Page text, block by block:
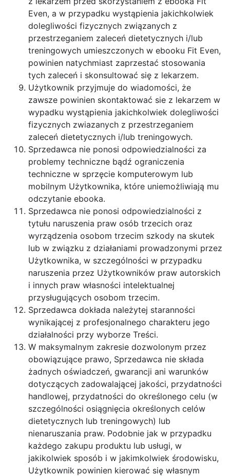
Even, a w przypadku wystąpienia jakichkolwiek
dolegliwości fizycznych związanych z
przestrzeganiem zaleceń dietetycznych i/lub
treningowych umieszczonych w ebooku Fit Even,
powinien natychmiast zaprzestać stosowania
tych zaleceń i skonsultować się z lekarzem.
Użytkownik przyjmuje do wiadomości, że
zawsze powinien skontaktować sie z lekarzem w
wypadku wystąpienia jakichkolwiek dolegliwości
fizycznych zwiazanych z przestrzeganiem
zaleceń dietetycznych i/lub treningowych.
Sprzedawca nie ponosi odpowiedzialności za
problemy techniczne bądź ograniczenia
techniczne w sprzęcie komputerowym lub
mobilnym Użytkownika, które uniemożliwiają mu
odczytanie ebooka.
Sprzedawca nie ponosi odpowiedzialności z
tytułu naruszenia praw osób trzecich oraz
wyrządzenia osobom trzecim szkody na skutek
lub w związku z działaniami prowadzonymi przez
Użytkownika, w szczególności w przypadku
naruszenia przez Użytkowników praw autorskich
i innych praw własności intelektualnej
przysługujących osobom trzecim.
Sprzedawca dokłada należytej staranności
wynikającej z profesjonalnego charakteru jego
działalności przy wyborze Treści.
W maksymalnym zakresie dozwolonym przez
obowiązujące prawo, Sprzedawca nie składa
żadnych oświadczeń, gwarancji ani warunków
dotyczących zadowalającej jakości, przydatności
handlowej, przydatności do określonego celu (w
szczególności osiągnięcia określonych celów
dietetycznych lub treningowych) lub
nienaruszania praw. Podobnie jak w przypadku
każdego zakupu produktu lub usługi, w
jakikolwiek sposób i w jakimkolwiek środowisku,
Użytkownik powinien kierować się własnym